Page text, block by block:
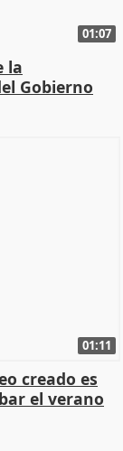
01:07
la
Gobierno
01:11
creado es
el verano